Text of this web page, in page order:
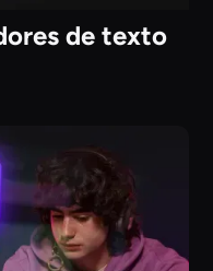
de texto